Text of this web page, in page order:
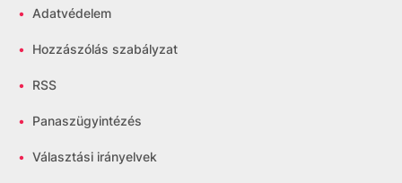
• Adatvédelem
• Hozzászólás szabályzat
• RSS
• Panaszügyintézés
• Választási irányelvek